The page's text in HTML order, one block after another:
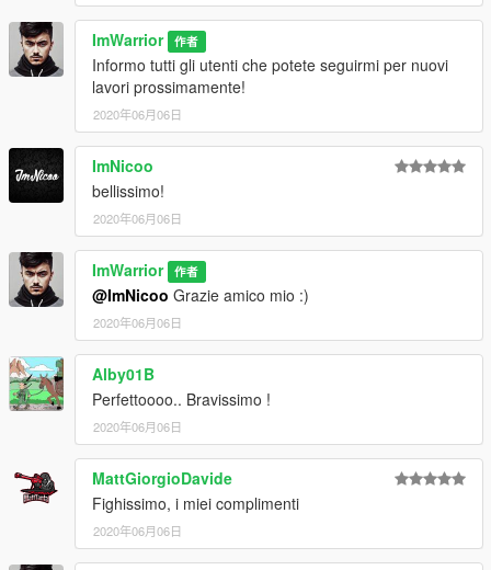
ImWarrior 作者
Informo tutti gli utenti che potete seguirmi per nuovi
lavori prossimamente!
2020年06月06日
ImNicoo
bellissimo!
2020年06月06日
ImWarrior 作者
@ImNicoo Grazie amico mio :)
2020年06月06日
Alby01B
Perfettoooo.. Bravissimo !
2020年06月06日
MattGiorgioDavide
Fighissimo, i miei complimenti
2020年06月06日